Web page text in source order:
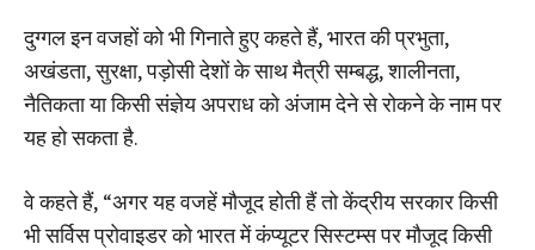
दुग्गल इन वजहों को भी गिनाते हुए कहते हैं, भारत की प्रभुता,
अखंडता, सुरक्षा, पड़ोसी देशों के साथ मैत्री सम्बद्ध, शालीनता,
नैतिकता या किसी संज्ञेय अपराध को अंजाम देने से रोकने के नाम पर
यह हो सकता है.
वे कहते हैं, “अगर यह वजहें मौजूद होती हैं तो केंद्रीय सरकार किसी
भी सर्विस प्रोवाइडर को भारत में कंप्यूटर सिस्टम्स पर मौजूद किसी